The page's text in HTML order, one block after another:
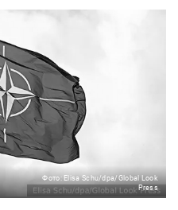
Фото: Elisa Schu/dpa/Global Look
Press